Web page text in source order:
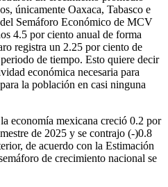
únicamente Oaxaca, Tabasco e
Semáforo Económico de MCV
4.5 por ciento anual de forma
registra un 2.25 por ciento de
de tiempo. Esto quiere decir
económica necesaria para
la población en casi ninguna
economía mexicana creció 0.2 por
de 2025 y se contrajo (-)0.8
de acuerdo con la Estimación
de crecimiento nacional se